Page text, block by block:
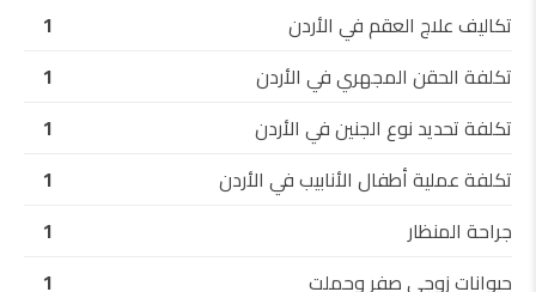
تكاليف علاج العقم في الأردن
1
تكلفة الحقن المجهري في الأردن
1
تكلفة تحديد نوع الجنين في الأردن
1
تكلفة عملية أطفال الأنابيب في الأردن
1
جراحة المنظار
1
حيوانات زوجي صفر وحملت
1